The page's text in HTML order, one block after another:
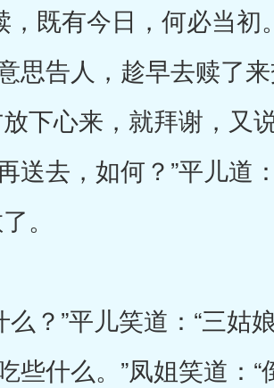
，既有今日，何必当初
思告人，趁早去赎了
下心来，就拜谢，又
去，如何？”平儿道
。
？”平儿笑道：“三姑
什么。”凤姐笑道：“